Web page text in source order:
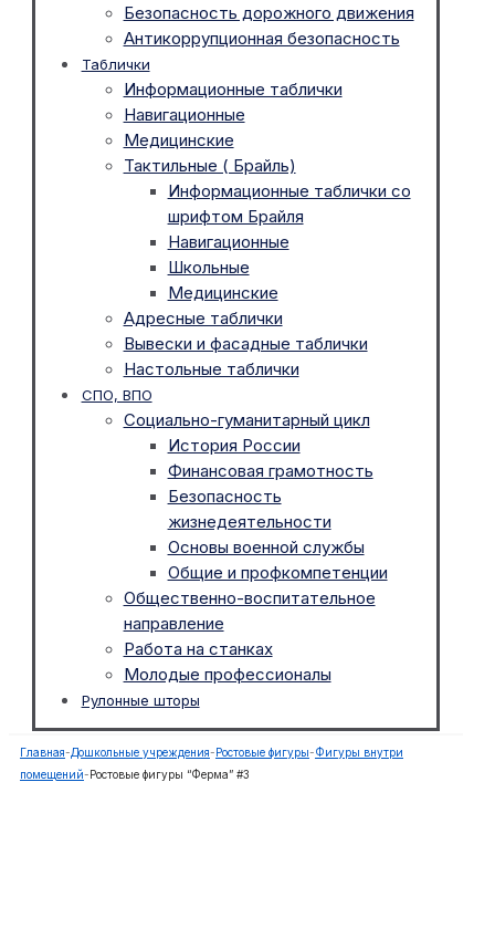
Безопасность дорожного движения
Антикоррупционная безопасность
Таблички
Информационные таблички
Навигационные
Медицинские
Тактильные ( Брайль)
Информационные таблички со
шрифтом Брайля
Навигационные
Школьные
Медицинские
Адресные таблички
Вывески и фасадные таблички
Настольные таблички
СПО, ВПО
Социально-гуманитарный цикл
История России
Финансовая грамотность
Безопасность
жизнедеятельности
Основы военной службы
Общие и профкомпетенции
Общественно-воспитательное
направление
Работа на станках
Молодые профессионалы
Рулонные шторы
Главная-Дошкольные учреждения-Ростовые фигуры-Фигуры внутри
помещений- Ростовые фигуры “Ферма” #3